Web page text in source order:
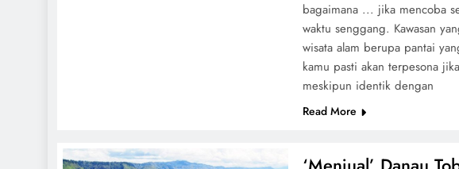
bagaimana ... jika mencoba
waktu senggang. Kawasan
wisata alam berupa pantai
kamu pasti akan terpesona
meskipun identik dengan
Read More